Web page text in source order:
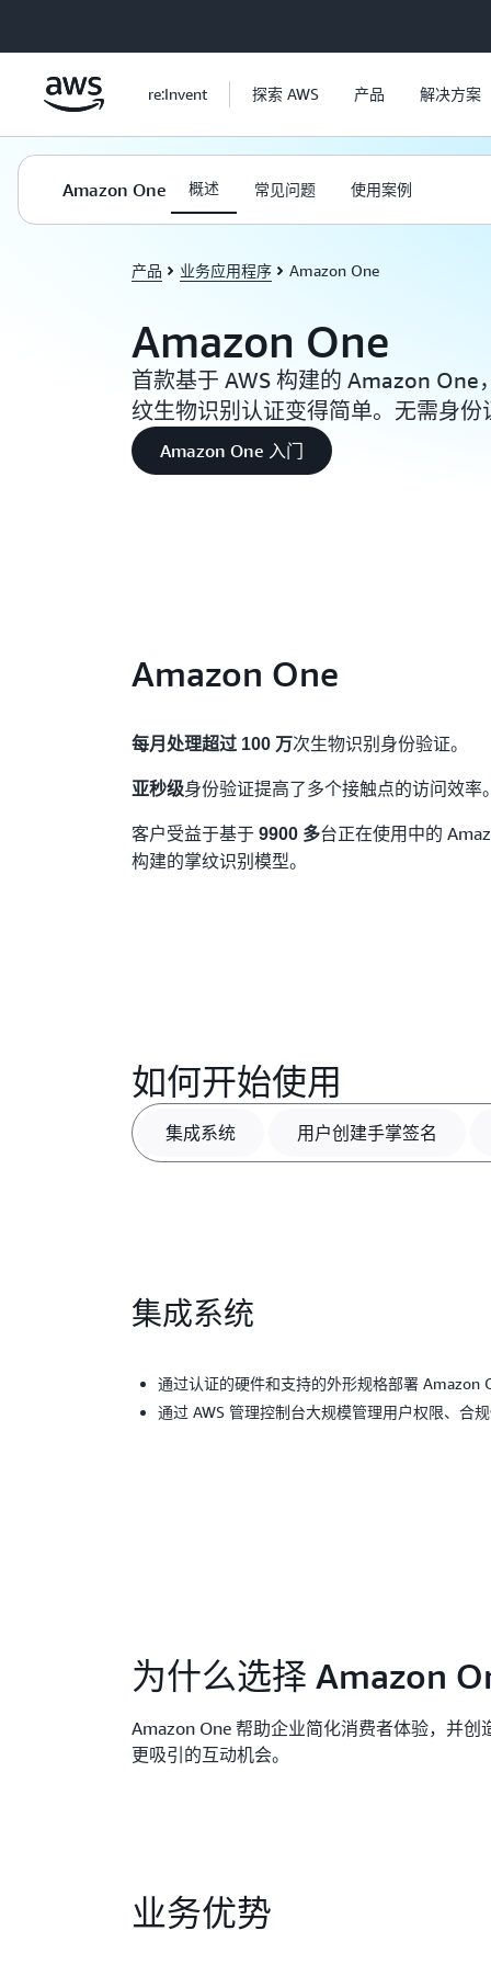
re:Invent 探索 AWS 产品 解决方案
Amazon One 概述 常见问题 使用案例
产品 业务应用程序 Amazon One
Amazon One
首款基于 AWS 构建的 Amazon One
纹生物识别认证变得简单。无需身份
Amazon One 入门
Amazon One
每月处理超过 100 万次生物识别身份验证。
亚秒级身份验证提高了多个接触点的访问效率
客户受益于基于9900 多台正在使用中的
构建的掌纹识别模型。
如何开始使用
集成系统 用户创建手掌签名
集成系统
通过认证的硬件和支持的外形规格部署 Amazon
通过 AWS 管理控制台大规模管理用户权限、合
为什么选择 Amazon
Amazon One 帮助企业简化消费者体验，并创
更吸引的互动机会。
业务优势